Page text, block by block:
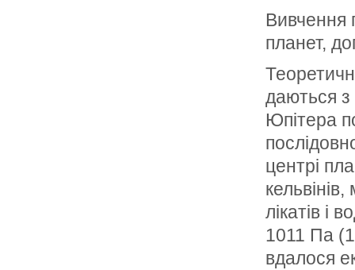
Вивчення
планет,
даються з
Юпітера
центрі
лікатів і
1011 Па
вдалося